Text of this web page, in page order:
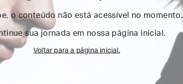
o conteúdo não está acessível no momento.
sua jornada em nossa página inicial.
Voltar para a página inicial.